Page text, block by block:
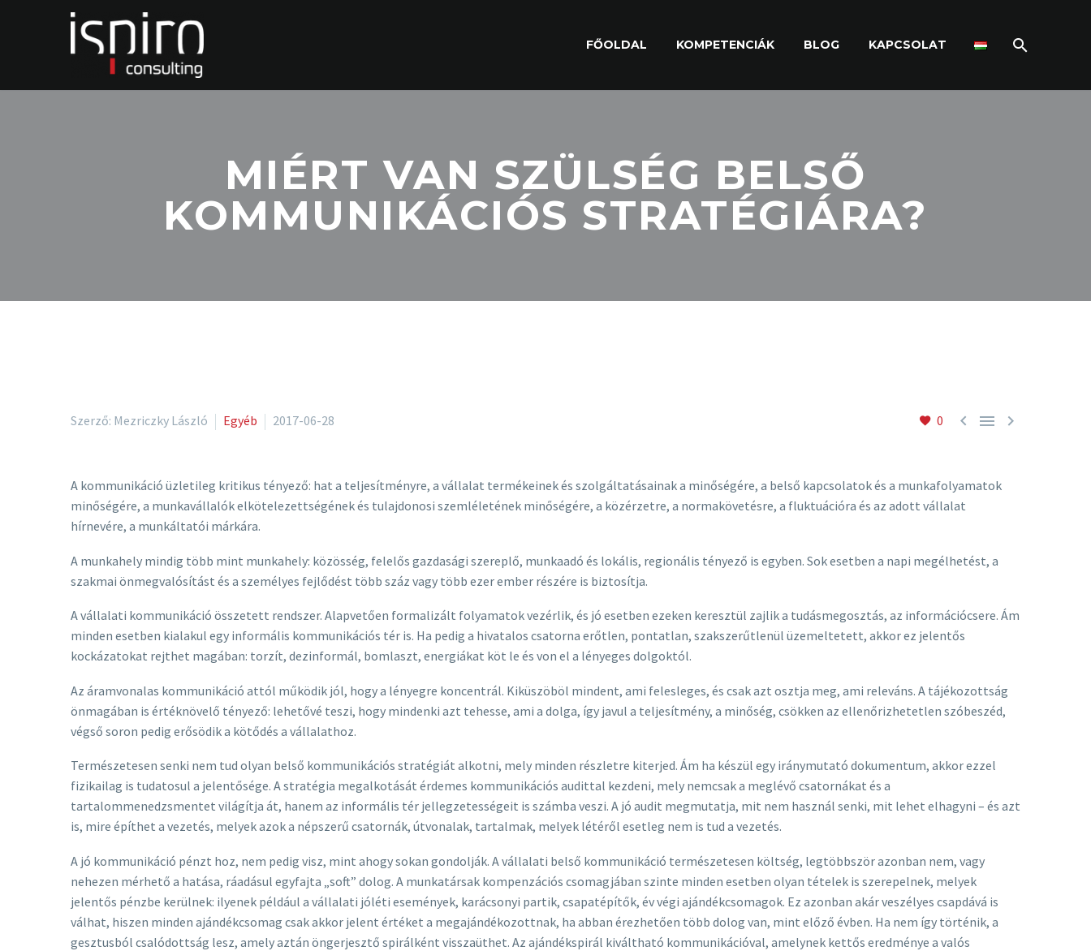
FŐOLDAL KOMPETENCIÁK BLOG KAPCSOLAT
MIÉRT VAN SZÜLSÉG BELSŐ
KOMMUNIKÁCIÓS STRATÉGIÁRA?
0   
Szerző: Mezriczky László Egyéb 2017-06-28
A kommunikáció üzletileg kritikus tényező: hat a teljesítményre, a vállalat termékeinek és szolgáltatásainak a minőségére, a belső kapcsolatok és a munkafolyamatok
minőségére, a munkavállalók elkötelezettségének és tulajdonosi szemléletének minőségére, a közérzetre, a normakövetésre, a fluktuációra és az adott vállalat
hírnevére, a munkáltatói márkára.
A munkahely mindig több mint munkahely: közösség, felelős gazdasági szereplő, munkaadó és lokális, regionális tényező is egyben. Sok esetben a napi megélhetést, a
szakmai önmegvalósítást és a személyes fejlődést több száz vagy több ezer ember részére is biztosítja.
A vállalati kommunikáció összetett rendszer. Alapvetően formalizált folyamatok vezérlik, és jó esetben ezeken keresztül zajlik a tudásmegosztás, az információcsere. Ám
minden esetben kialakul egy informális kommunikációs tér is. Ha pedig a hivatalos csatorna erőtlen, pontatlan, szakszerűtlenül üzemeltetett, akkor ez jelentős
kockázatokat rejthet magában: torzít, dezinformál, bomlaszt, energiákat köt le és von el a lényeges dolgoktól.
Az áramvonalas kommunikáció attól működik jól, hogy a lényegre koncentrál. Kiküszöböl mindent, ami felesleges, és csak azt osztja meg, ami releváns. A tájékozottság
önmagában is értéknövelő tényező: lehetővé teszi, hogy mindenki azt tehesse, ami a dolga, így javul a teljesítmény, a minőség, csökken az ellenőrizhetetlen szóbeszéd,
végső soron pedig erősödik a kötődés a vállalathoz.
Természetesen senki nem tud olyan belső kommunikációs stratégiát alkotni, mely minden részletre kiterjed. Ám ha készül egy iránymutató dokumentum, akkor ezzel
fizikailag is tudatosul a jelentősége. A stratégia megalkotását érdemes kommunikációs audittal kezdeni, mely nemcsak a meglévő csatornákat és a
tartalommenedzsmentet világítja át, hanem az informális tér jellegzetességeit is számba veszi. A jó audit megmutatja, mit nem használ senki, mit lehet elhagyni – és azt
is, mire építhet a vezetés, melyek azok a népszerű csatornák, útvonalak, tartalmak, melyek létéről esetleg nem is tud a vezetés.
A jó kommunikáció pénzt hoz, nem pedig visz, mint ahogy sokan gondolják. A vállalati belső kommunikáció természetesen költség, legtöbbször azonban nem, vagy
nehezen mérhető a hatása, ráadásul egyfajta „soft” dolog. A munkatársak kompenzációs csomagjában szinte minden esetben olyan tételek is szerepelnek, melyek
jelentős pénzbe kerülnek: ilyenek például a vállalati jóléti események, karácsonyi partik, csapatépítők, év végi ajándékcsomagok. Ez azonban akár veszélyes csapdává is
válhat, hiszen minden ajándékcsomag csak akkor jelent értéket a megajándékozottnak, ha abban érezhetően több dolog van, mint előző évben. Ha nem így történik, a
gesztusból csalódottság lesz, amely aztán öngerjesztő spirálként visszaüthet. Az ajándékspirál kiváltható kommunikációval, amelynek kettős eredménye a valós